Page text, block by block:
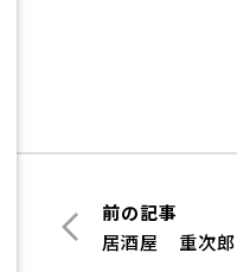
前の記事
居酒屋 重次郎